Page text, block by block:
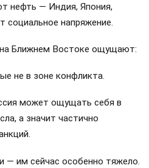
нефть — Индия, Япония,
напряжение.
Ближнем Востоке ощущают:
не в зоне конфликта.
может ощущать себя в
а значит частично
— им сейчас особенно тяжело.